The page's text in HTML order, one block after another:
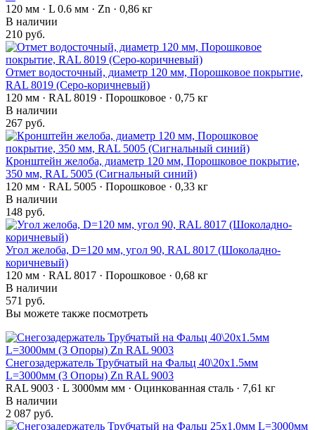
120 мм · L 0.6 мм · Zn · 0,86 кг
В наличии
210 руб.
Отмет водосточный, диаметр 120 мм, Порошковое покрытие,
RAL 8019 (Серо-коричневый)
120 мм · RAL 8019 · Порошковое · 0,75 кг
В наличии
267 руб.
Кронштейн желоба, диаметр 120 мм, Порошковое покрытие,
350 мм, RAL 5005 (Сигнальный синий)
120 мм · RAL 5005 · Порошковое · 0,33 кг
В наличии
148 руб.
Угол желоба, D=120 мм, угол 90, RAL 8017 (Шоколадно-
коричневый)
120 мм · RAL 8017 · Порошковое · 0,68 кг
В наличии
571 руб.
Вы можете также посмотреть
Снегозадержатель Трубчатый на Фальц 40\20х1.5мм
L=3000мм (3 Опоры) Zn RAL 9003
RAL 9003 · L 3000мм мм · Оцинкованная сталь · 7,61 кг
В наличии
2 087 руб.